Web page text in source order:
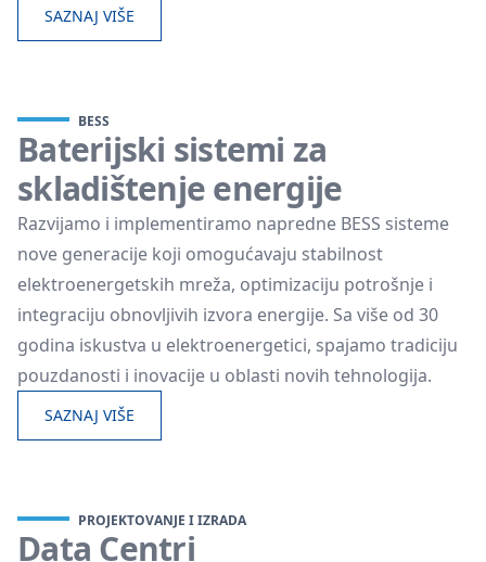
SAZNAJ VIŠE
BESS
Baterijski sistemi za
skladištenje energije
Razvijamo i implementiramo napredne BESS sisteme
nove generacije koji omogućavaju stabilnost
elektroenergetskih mreža, optimizaciju potrošnje i
integraciju obnovljivih izvora energije. Sa više od 30
godina iskustva u elektroenergetici, spajamo tradiciju
pouzdanosti i inovacije u oblasti novih tehnologija.
SAZNAJ VIŠE
PROJEKTOVANJE I IZRADA
Data Centri